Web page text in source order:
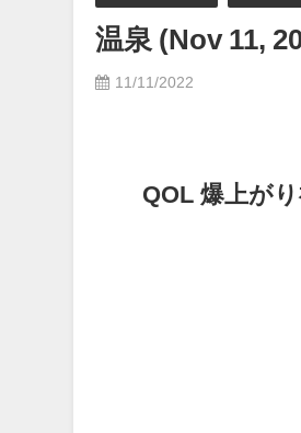
温泉 (Nov 11,
11/11/2022
QOL 爆上が